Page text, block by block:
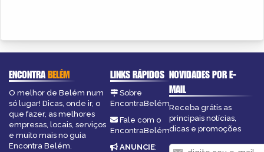
ENCONTRABELÉM
O melhor de Belém num
só lugar! Dicas, onde ir, o
que fazer, as melhores
empresas, locais, serviços
e muito mais no guia
Encontra Belém.
LINKS RÁPIDOS
Sobre
EncontraBelém
Fale com o
EncontraBelém
ANUNCIE:
NOVIDADES POR E-
MAIL
Receba grátis as
principais notícias,
dicas e promoções